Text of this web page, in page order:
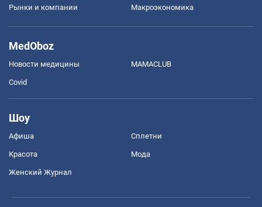
Рынки и компании Mакроэкономика
MedOboz
Новости медицины MAMACLUB
Covid
Шоу
Афиша Сплетни
Красота Мода
Женский Журнал